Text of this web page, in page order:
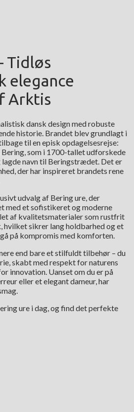
Tidløs
elegance
Arktis
dansk design med robuste
historie. Brandet blev grundlagt i
til en episk opdagelsesrejse:
som i 1700-tallet udforskede
navn til Beringstrædet. Det er
der har inspireret brandets rene
udvalg af Bering ure, der
med et sofistikeret og moderne
af kvalitetsmaterialer som rustfrit
hvilket sikrer lang holdbarhed og et
på kompromis med komforten.
end bare et stilfuldt tilbehør – du
skabt med respekt for naturens
innovation. Uanset om du er på
eller et elegant dameur, har
ure i dag, og find det perfekte